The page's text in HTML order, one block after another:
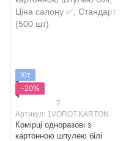
Хіт
−20%
7
Артикул: 1VOROT.KARTON
Комірці одноразові з
картонною шпулею білі